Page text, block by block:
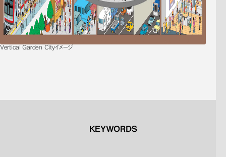
Vertical Garden Cityイメージ
KEYWORDS